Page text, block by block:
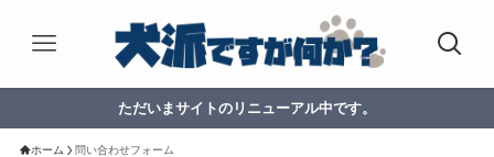
ただいまサイトのリニューアル中です。
ホーム 問い合わせフォーム